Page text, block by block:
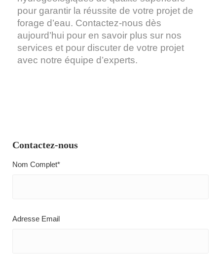
pour garantir la réussite de votre projet de
forage d’eau. Contactez-nous dès
aujourd’hui pour en savoir plus sur nos
services et pour discuter de votre projet
avec notre équipe d’experts.
Contactez-nous
Nom Complet*
Adresse Email